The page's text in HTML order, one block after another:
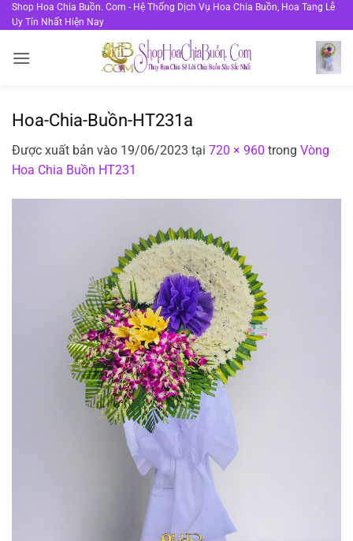
Bỏ
qua
dung
Shop Hoa Chia Buồn. Com - Hệ Thống Dịch Vụ Hoa Chia Buồn, Hoa Tang Lễ
Uy Tín Nhất Hiện Nay
Hoa-Chia-Buồn-HT231a
Được xuất bản vào 19/06/2023 tại 720 × 960 trong Vòng
Hoa Chia Buồn HT231